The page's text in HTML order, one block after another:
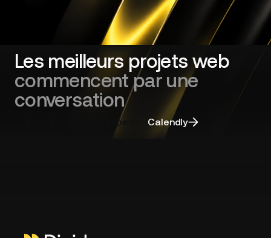
site
web
et
choisir
la
Les meilleurs projets web
commencent par une
conversation
Discuter avec un expert Calendly